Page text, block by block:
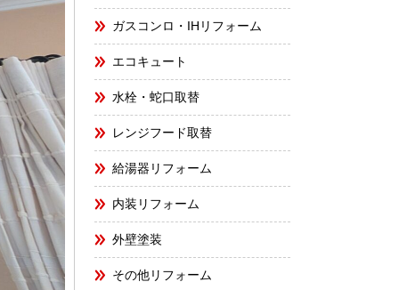
ガスコンロ・IHリフォーム
エコキュート
水栓・蛇口取替
レンジフード取替
給湯器リフォーム
内装リフォーム
外壁塗装
その他リフォーム